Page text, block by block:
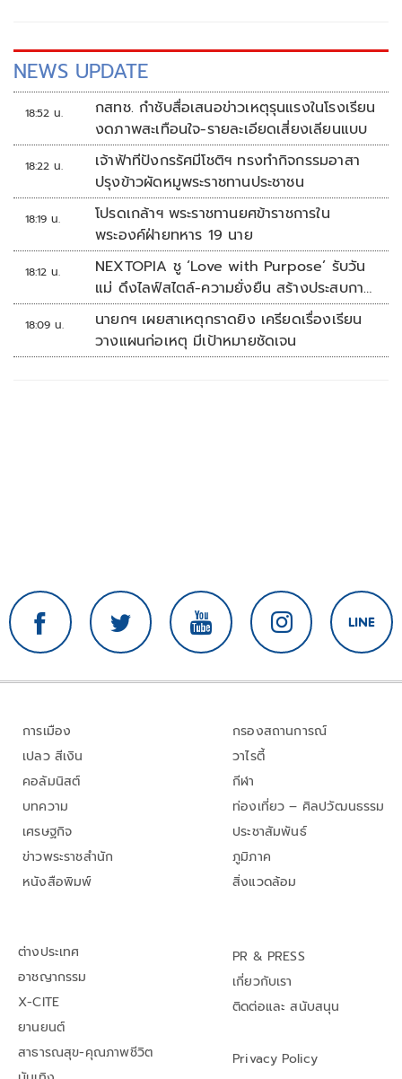
NEWS UPDATE
18:52 น.
กสทช. กำชับสื่อเสนอข่าวเหตุรุนแรงในโรงเรียน
งดภาพสะเทือนใจ-รายละเอียดเสี่ยงเลียนแบบ
18:22 น.
เจ้าฟ้าทีปังกรรัศมีโชติฯ ทรงทำกิจกรรมอาสา
ปรุงข้าวผัดหมูพระราชทานประชาชน
18:19 น.
โปรดเกล้าฯ พระราชทานยศข้าราชการใน
พระองค์ฝ่ายทหาร 19 นาย
18:12 น.
NEXTOPIA ชู ‘Love with Purpose’ รับวัน
แม่ ดึงไลฟ์สไตล์-ความยั่งยืน สร้างประสบกา
รณ์ช้อปปิงมีความหมาย
18:09 น.
นายกฯ เผยสาเหตุกราดยิง เครียดเรื่องเรียน
วางแผนก่อเหตุ มีเป้าหมายชัดเจน
การเมือง
เปลว สีเงิน
คอลัมนิสต์
บทความ
เศรษฐกิจ
ข่าวพระราชสำนัก
หนังสือพิมพ์
กรองสถานการณ์
วาไรตี้
กีฬา
ท่องเที่ยว – ศิลปวัฒนธรรม
ประชาสัมพันธ์
ภูมิภาค
สิ่งแวดล้อม
ต่างประเทศ
อาชญากรรม
X-CITE
ยานยนต์
สาธารณสุข-คุณภาพชีวิต
PR & PRESS
เกี่ยวกับเรา
ติดต่อและ สนับสนุน
Privacy Policy